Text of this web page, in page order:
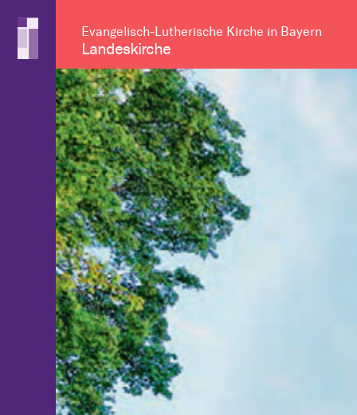
Evangelisch-Lutherische Kirche in Bayern
Landeskirche